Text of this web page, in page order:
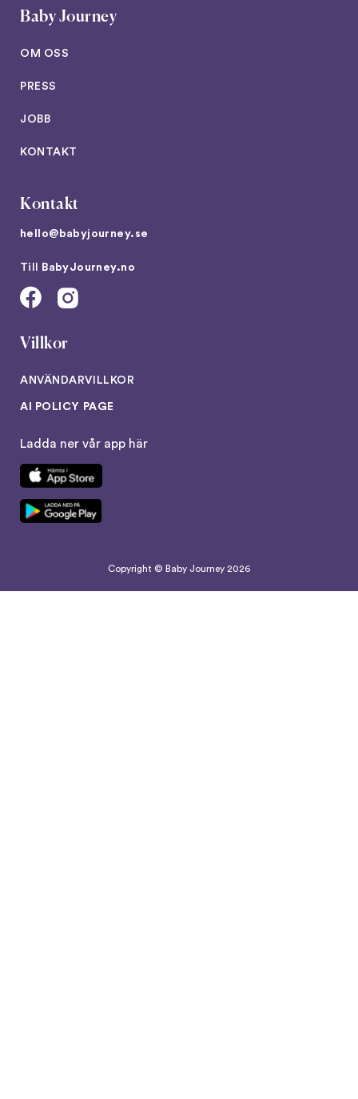
Baby Journey
OM OSS
PRESS
JOBB
KONTAKT
Kontakt
hello@babyjourney.se
Till BabyJourney.no
Villkor
ANVÄNDARVILLKOR
AI POLICY PAGE
Ladda ner vår app här
Copyright © Baby Journey 2026